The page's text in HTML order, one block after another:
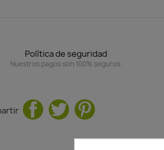
Política de seguridad
Nuestros pagos son 100% seguros.